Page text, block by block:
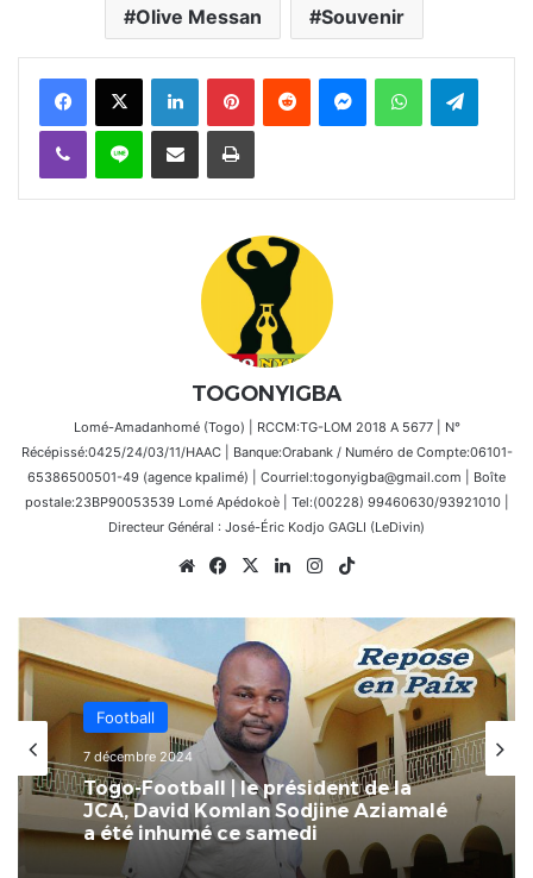
Olive Messan Souvenir
FacebookX Linkedin PinterestReddit MessengerWhatsAppTelegram
Viber Ligne Partager par email Imprimer
TOGONYIGBA
Lomé-Amadanhomé (Togo) | RCCM:TG-LOM 2018 A 5677 | N°
Récépissé:0425/24/03/11/HAAC | Banque:Orabank / Numéro de Compte:06101-
65386500501-49 (agence kpalimé) | Courriel:togonyigba@gmail.com | Boîte
postale:23BP90053539 Lomé Apédokoè | Tel:(00228) 99460630/93921010 |
Directeur Général : José-Éric Kodjo GAGLI (LeDivin)
WebsiteFacebook
X LinkedinInstagram
Football
7 décembre 2024
Togo-Football | le président de la
JCA, David Komlan Sodjine Aziamalé
a été inhumé ce samedi